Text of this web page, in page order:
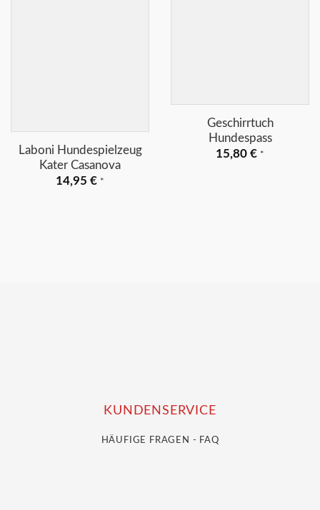
Laboni Hundespielzeug
Kater Casanova
14,95 € *
Geschirrtuch
Hundespass
15,80 € *
KUNDENSERVICE
HÄUFIGE FRAGEN - FAQ